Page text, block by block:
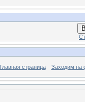
Главная страница Заходим на